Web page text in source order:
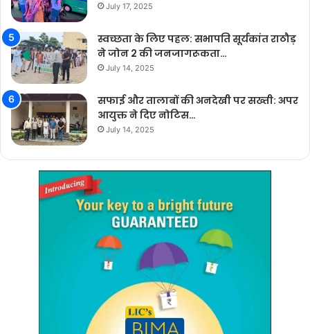
July 17, 2025
स्वच्छता के लिए पहल: सभापति सूर्यकांत राठौड़
ने जोन 2 की जनजागरूकता…
July 14, 2025
सफाई और तालाबों की अनदेखी पर सख्ती: अपर
आयुक्त ने दिए नोटिस…
July 14, 2025